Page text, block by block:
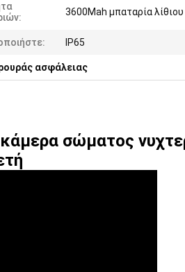
3600Mah μπαταρία λίθιου
IP65
ασφάλειας
σώματος